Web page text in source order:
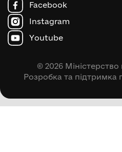
Facebook
Instagram
Youtube
© 2026
Розробка та підтримка